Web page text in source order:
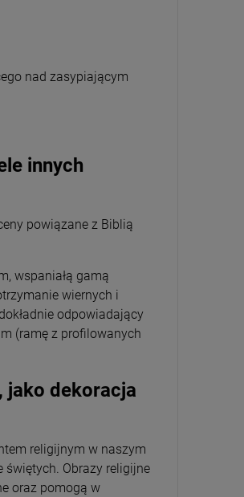
nad zasypiającym
innych
powiązane z Biblią
wspaniałą gamą
wiernych i
odpowiadający
(ramę z profilowanych
jako dekoracja
religijnym w naszym
świętych. Obrazy religijne
oraz pomogą w